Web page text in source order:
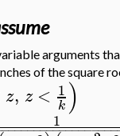
arguments
of the square
z, z < 1
k )
1
−−−−−−−−−−−−−−−−−−